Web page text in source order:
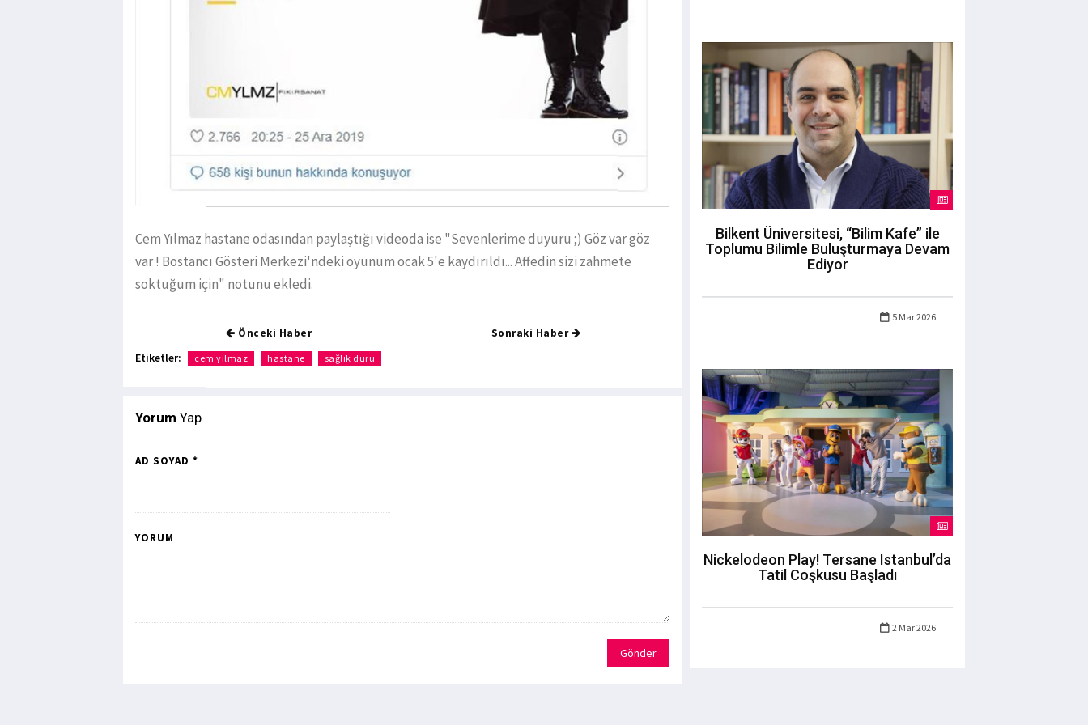
​Cem Yılmaz hastane odasından paylaştığı videoda ise "Sevenlerime duyuru ;) Göz var göz
var ! Bostancı Gösteri Merkezi'ndeki oyunum ocak 5'e kaydırıldı... Affedin sizi zahmete
soktuğum için" notunu ekledi.
Önceki Haber Sonraki Haber
Etiketler: cem yılmaz hastane sağlık duru
Yorum Yap
AD SOYAD *
YORUM
Gönder
Bilkent Üniversitesi, “Bilim Kafe” ile
Toplumu Bilimle Buluşturmaya Devam
Ediyor
5 Mar 2026
Nickelodeon Play! Tersane Istanbul’da
Tatil Coşkusu Başladı
2 Mar 2026